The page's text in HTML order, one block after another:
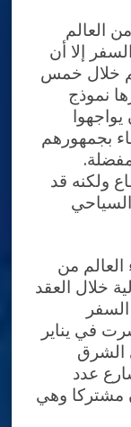
العالم
إلا أن
خلال خمس
نموذج
بجمهورهم
ولكنه قد
من
خلال العقد
في يناير
الشرق
يتسارع عدد
إلى 150 مليون مشتركا وهي